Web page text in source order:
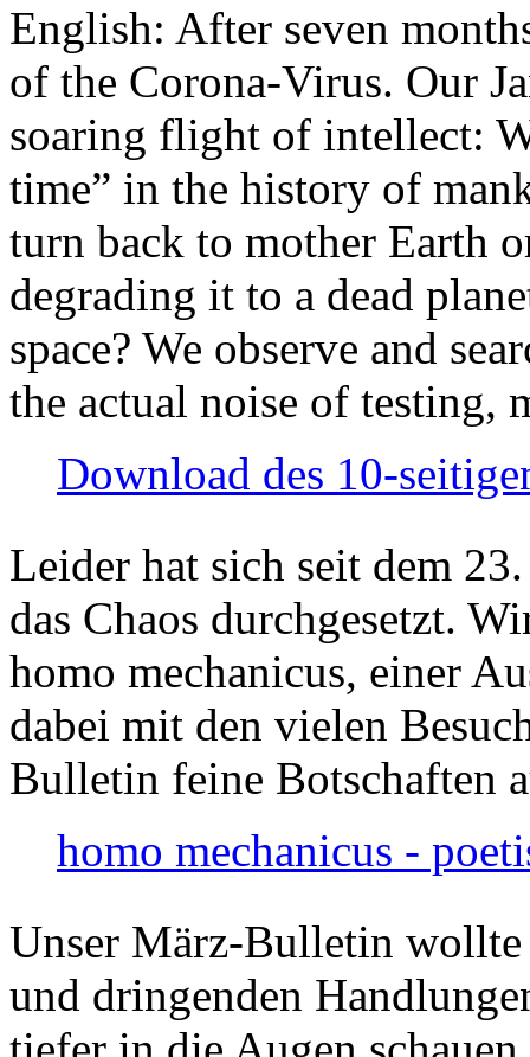
English: After seven
of the Corona-Virus. Our
soaring flight of intellect:
time” in the history of
turn back to mother Earth
degrading it to a dead
space? We observe and
the actual noise of testing,
Download des 10-
Leider hat sich seit dem
das Chaos durchgesetzt.
homo mechanicus, einer
dabei mit den vielen
Bulletin feine Botschaften
homo mechanicus -
Unser März-Bulletin
und dringenden